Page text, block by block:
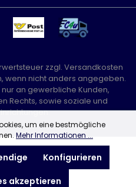
zzgl. Versandkosten
wenn nicht anders angegeben.
an gewerbliche Kunden,
Rechts, sowie soziale und
um eine bestmögliche
Mehr Informationen ...
Konfigurieren
akzeptieren